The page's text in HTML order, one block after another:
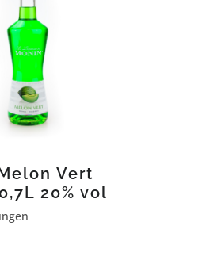
Vert
20% vol
von 5 von 5 Sternen